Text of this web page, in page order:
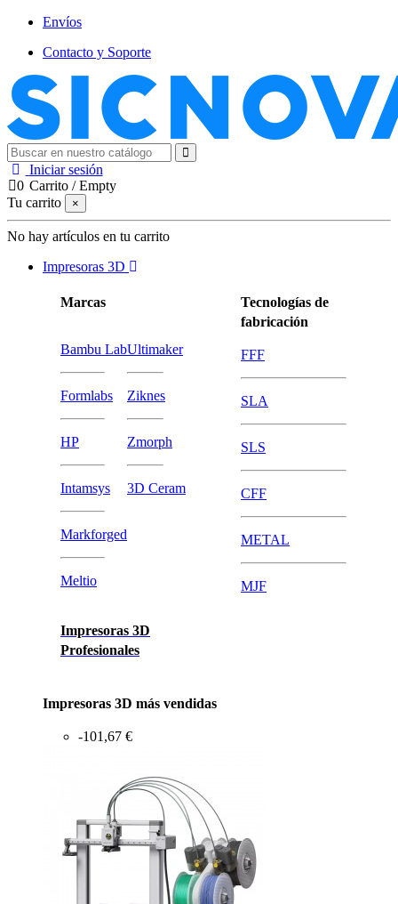
Envíos
Contacto y Soporte
Iniciar sesión
0 Carrito /Empty
Tu carrito
×
No hay artículos en tu carrito
Impresoras 3D
Marcas
Bambu Lab
Formlabs
HP
Intamsys
Markforged
Meltio
Ultimaker
Ziknes
Zmorph
3D Ceram
Impresoras 3D
Profesionales
Tecnologías de
fabricación
FFF
SLA
SLS
CFF
METAL
MJF
Impresoras 3D más vendidas
-101,67 €